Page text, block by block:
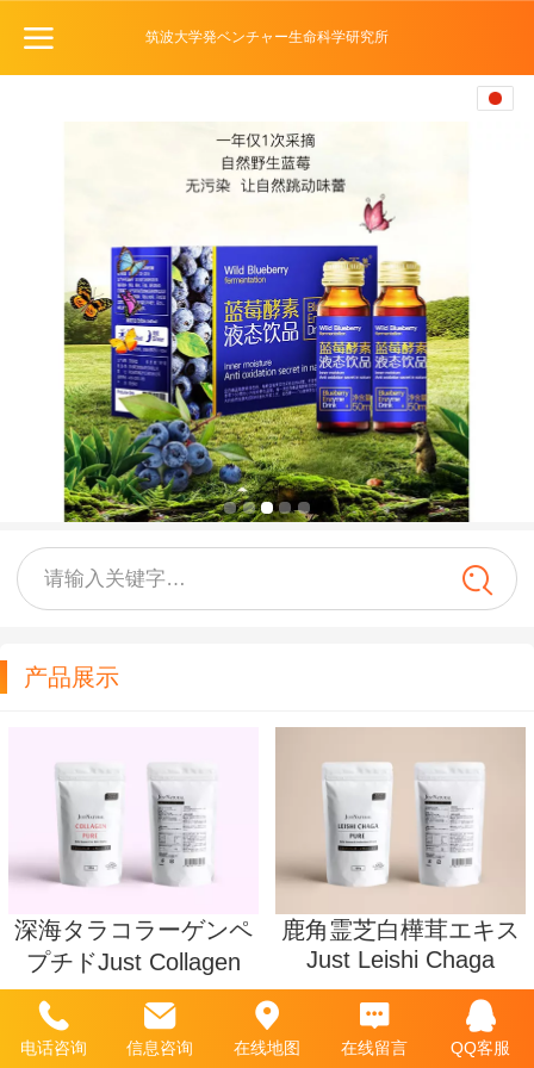
筑波大学発ベンチャー生命科学研究所
请输入关键字…
产品展示
深海タラコラーゲンペ
プチドJust Collagen
健康食品
100g
鹿角霊芝白樺茸エキス
Just Leishi Chaga
健康食品
100g
JUST
电话咨询 信息咨询 在线地图 在线留言 QQ客服